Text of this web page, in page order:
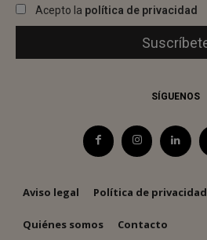
Acepto la política de privacidad
SÍGUENOS
Aviso legal Política de privacidad
Quiénes somos Contacto